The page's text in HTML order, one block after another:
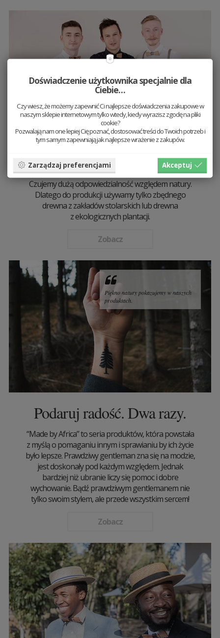
Tworzone naturą
Czujemy dużą odpowiedzialność względem natury.
Dlatego do produkcji używamy tylko zbędnego
drewna z zakładów stolarskich lub drewna
z ekologicznych plantacji.
Zobacz
Piękno natury pokazujemy w naszych
produktach.
Podaruj radość. Dwa razy.
“Made by Africa” to seria produktów, która powstała
z myślą o pomaganiu innym i sprawianiu by ich życie
było lepsze. Prawdziwy gentleman zna się na modzie,
jest doskonały pod każdym względem. Jednak
bardziej niż ubranie liczy się pomoc i dobre
wychowanie. Bądź prawdziwym gentlemanem nie
tylko swoim stylem, ale przede wszystkim sercem!
Zobacz
Doświadczenie użytkownika specjalnie dla
Ciebie…
Czy wiesz, że możemy zapewnić Ci najlepsze doświadczenia zakupowe w
naszym sklepie internetowym tylko wtedy, kiedy wyrazisz zgodę na pliki
cookie?
Pozwalają nam one lepiej Cię poznać, dostosować treści do Twoich potrzeb i
tym samym zapewniają jak najlepsze wrażenie z zakupów.
Zarządzaj preferencjami Akceptuj